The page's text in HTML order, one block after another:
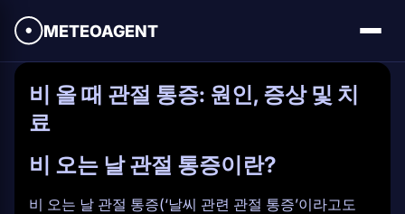
METEOAGENT
비 올 때 관절 통증: 원인, 증상 및 치
료
비 오는 날 관절 통증이란?
비 오는 날 관절 통증(‘날씨 관련 관절 통증’이라고도